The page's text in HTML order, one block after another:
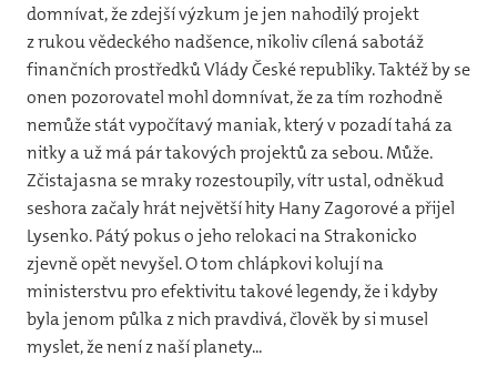
domnívat, že zdejší výzkum je jen nahodilý projekt
z rukou vědeckého nadšence, nikoliv cílená sabotáž
finančních prostředků Vlády České republiky. Taktéž by se
onen pozorovatel mohl domnívat, že za tím rozhodně
nemůže stát vypočítavý maniak, který v pozadí tahá za
nitky a už má pár takových projektů za sebou. Může.
Zčistajasna se mraky rozestoupily, vítr ustal, odněkud
seshora začaly hrát největší hity Hany Zagorové a přijel
Lysenko. Pátý pokus o jeho relokaci na Strakonicko
zjevně opět nevyšel. O tom chlápkovi kolují na
ministerstvu pro efektivitu takové legendy, že i kdyby
byla jenom půlka z nich pravdivá, člověk by si musel
myslet, že není z naší planety...